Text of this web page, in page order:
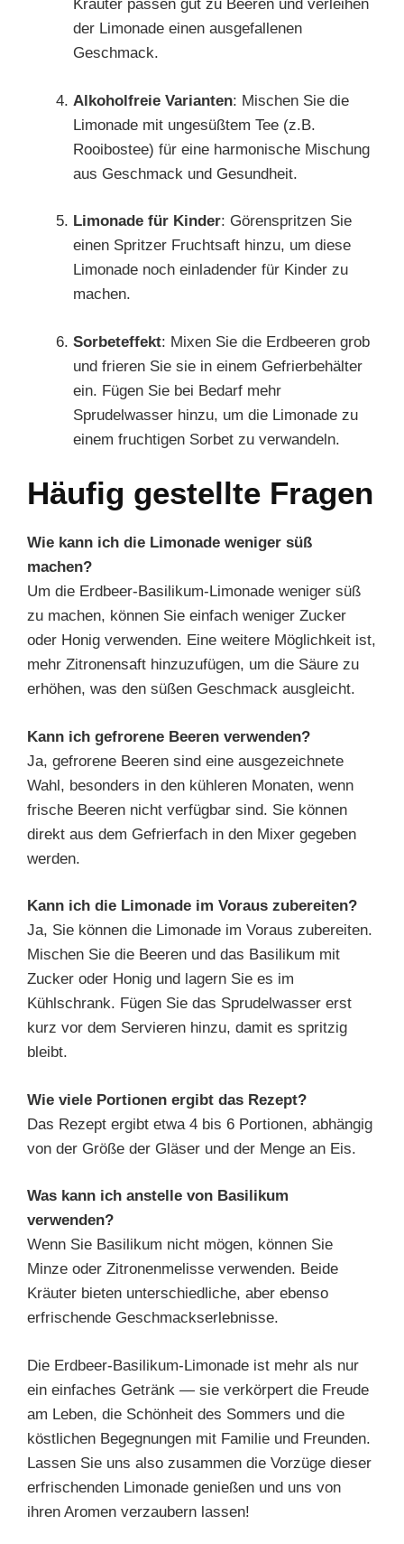
Kräuter passen gut zu Beeren und verleihen
der Limonade einen ausgefallenen
Geschmack.
Alkoholfreie Varianten: Mischen Sie die
Limonade mit ungesüßtem Tee (z.B.
Rooibostee) für eine harmonische Mischung
aus Geschmack und Gesundheit.
Limonade für Kinder: Görenspritzen Sie
einen Spritzer Fruchtsaft hinzu, um diese
Limonade noch einladender für Kinder zu
machen.
Sorbeteffekt: Mixen Sie die Erdbeeren grob
und frieren Sie sie in einem Gefrierbehälter
ein. Fügen Sie bei Bedarf mehr
Sprudelwasser hinzu, um die Limonade zu
einem fruchtigen Sorbet zu verwandeln.
Häufig gestellte Fragen
Wie kann ich die Limonade weniger süß
machen?
Um die Erdbeer-Basilikum-Limonade weniger süß
zu machen, können Sie einfach weniger Zucker
oder Honig verwenden. Eine weitere Möglichkeit ist,
mehr Zitronensaft hinzuzufügen, um die Säure zu
erhöhen, was den süßen Geschmack ausgleicht.
Kann ich gefrorene Beeren verwenden?
Ja, gefrorene Beeren sind eine ausgezeichnete
Wahl, besonders in den kühleren Monaten, wenn
frische Beeren nicht verfügbar sind. Sie können
direkt aus dem Gefrierfach in den Mixer gegeben
werden.
Kann ich die Limonade im Voraus zubereiten?
Ja, Sie können die Limonade im Voraus zubereiten.
Mischen Sie die Beeren und das Basilikum mit
Zucker oder Honig und lagern Sie es im
Kühlschrank. Fügen Sie das Sprudelwasser erst
kurz vor dem Servieren hinzu, damit es spritzig
bleibt.
Wie viele Portionen ergibt das Rezept?
Das Rezept ergibt etwa 4 bis 6 Portionen, abhängig
von der Größe der Gläser und der Menge an Eis.
Was kann ich anstelle von Basilikum
verwenden?
Wenn Sie Basilikum nicht mögen, können Sie
Minze oder Zitronenmelisse verwenden. Beide
Kräuter bieten unterschiedliche, aber ebenso
erfrischende Geschmackserlebnisse.
Die Erdbeer-Basilikum-Limonade ist mehr als nur
ein einfaches Getränk — sie verkörpert die Freude
am Leben, die Schönheit des Sommers und die
köstlichen Begegnungen mit Familie und Freunden.
Lassen Sie uns also zusammen die Vorzüge dieser
erfrischenden Limonade genießen und uns von
ihren Aromen verzaubern lassen!